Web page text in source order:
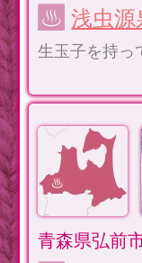
浅虫源
生玉子を持っ
青森県弘前